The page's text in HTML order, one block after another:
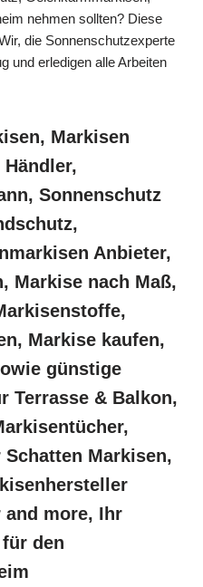
nehmen sollten? Diese
die Sonnenschutzexperte
und erledigen alle Arbeiten
Markisen
Sonnenschutz
Anbieter,
Markise nach Maß,
Markise kaufen,
günstige
Terrasse & Balkon,
Markisen,
and more, Ihr
den